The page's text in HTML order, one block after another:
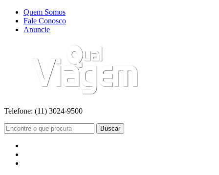
Quem Somos
Fale Conosco
Anuncie
Telefone: (11) 3024-9500
Buscar